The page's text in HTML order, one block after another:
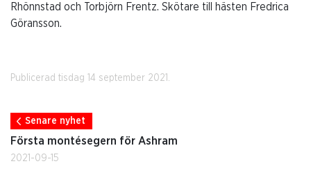
Rhönnstad och Torbjörn Frentz. Skötare till hästen Fredrica
Göransson.
Publicerad tisdag 14 september 2021.
Senare nyhet
Första montésegern för Ashram
2021-09-15